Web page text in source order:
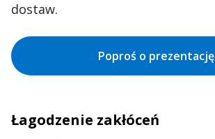
dostaw.
Poproś o prezentację
Łagodzenie zakłóceń